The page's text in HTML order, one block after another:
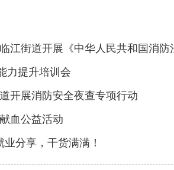
街道开展《中华人民共和国消防
力提升培训会
开展消防安全夜查专项行动
血公益活动
分享，干货满满！